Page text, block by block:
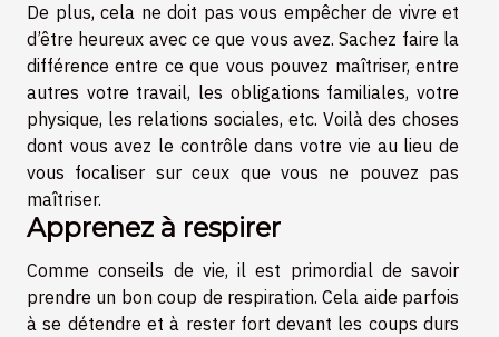
De plus, cela ne doit pas vous empêcher de vivre et
d’être heureux avec ce que vous avez. Sachez faire la
différence entre ce que vous pouvez maîtriser, entre
autres votre travail, les obligations familiales, votre
physique, les relations sociales, etc. Voilà des choses
dont vous avez le contrôle dans votre vie au lieu de
vous focaliser sur ceux que vous ne pouvez pas
maîtriser.
Apprenez à respirer
Comme conseils de vie, il est primordial de savoir
prendre un bon coup de respiration. Cela aide parfois
à se détendre et à rester fort devant les coups durs